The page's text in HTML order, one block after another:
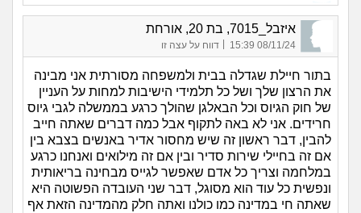
איזבל_7015, בת 20, אורחת
08/11/24 15:39 דווח על עצה זו
בתור חיילת שגדלה בבית ולמשפחה מסורתית אני מבינה
את הרצון שלך ושל כל תלמידי הישיבות למחות על העניין
של חוק הגיוס וכל הבאלגן שהולך כרגע בממשלה לגבי גיוס
חרידים. אני לא באה לתקוף אבל כמה דברים שאתה חייב
להבין, דבר ראשון זה שיש מחסור אדיר באנשים בצבא בין
אם זה בחיילי שירות סדיר ובין אם זה מילואים ואנחנו כרגע
במלחמה וצריך כל אדם שאפשר לגייס מבחינה בריאותית
ונפשית כל עוד הוא מסוגל, דבר שני העובדה הפשוטה היא
שאתה חי במדינה כמו כולנו ואתה חלק מהמדינה הזאת אף